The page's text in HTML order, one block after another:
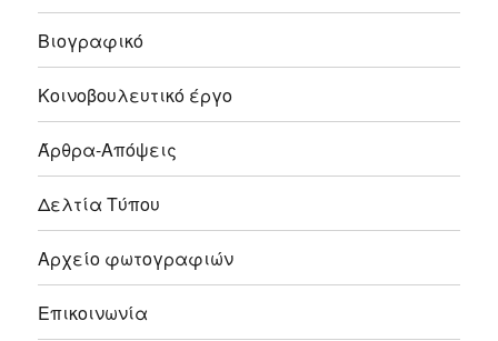
Βιογραφικό
Κοινοβουλευτικό έργο
Άρθρα-Απόψεις
Δελτία Τύπου
Αρχείο φωτογραφιών
Επικοινωνία